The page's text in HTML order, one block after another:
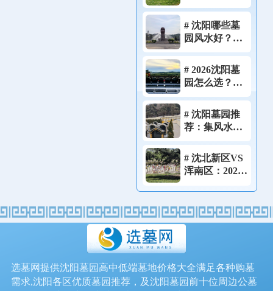
近？祭祀不想
跑远的家庭，
这4家可以优先
考虑！
# 沈阳哪些墓
园风水好？
2026堪舆师亲
测藏风聚气宝
地实拍!
# 2026沈阳墓
园怎么选？一
篇看懂资质、
价格、风水的
完整选墓流
程！
# 沈阳墓园推
荐：集风水、
于一体的理想
选择！
# 沈北新区VS
浑南区：2026
么选？
选墓网提供沈阳墓园高中低端墓地价格大全满足各种购墓
需求,沈阳各区优质墓园推荐，及沈阳墓园前十位周边公墓